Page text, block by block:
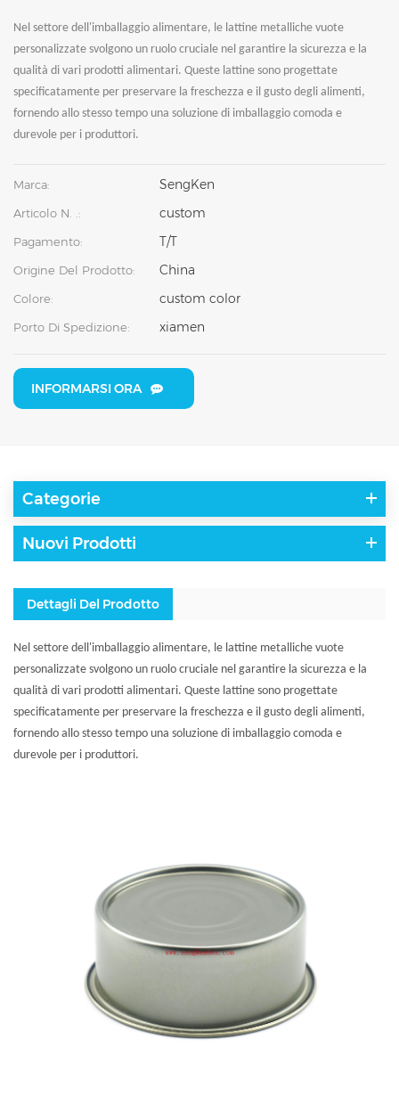
Nel settore dell'imballaggio alimentare, le lattine metalliche vuote
personalizzate svolgono un ruolo cruciale nel garantire la sicurezza e la
qualità di vari prodotti alimentari. Queste lattine sono progettate
specificatamente per preservare la freschezza e il gusto degli alimenti,
fornendo allo stesso tempo una soluzione di imballaggio comoda e
durevole per i produttori.
Marca: SengKen
Articolo N. .: custom
Pagamento: T/T
Origine Del Prodotto: China
Colore: custom color
Porto Di Spedizione: xiamen
INFORMARSI ORA
Categorie
Nuovi Prodotti
Dettagli Del Prodotto
Nel settore dell'imballaggio alimentare, le lattine metalliche vuote
personalizzate svolgono un ruolo cruciale nel garantire la sicurezza e la
qualità di vari prodotti alimentari. Queste lattine sono progettate
specificatamente per preservare la freschezza e il gusto degli alimenti,
fornendo allo stesso tempo una soluzione di imballaggio comoda e
durevole per i produttori.